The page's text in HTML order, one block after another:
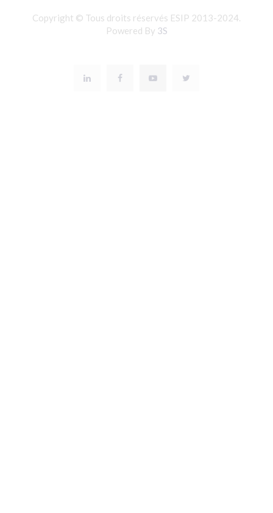
Copyright © Tous droits réservés ESIP 2013-2024.
Powered By 3S